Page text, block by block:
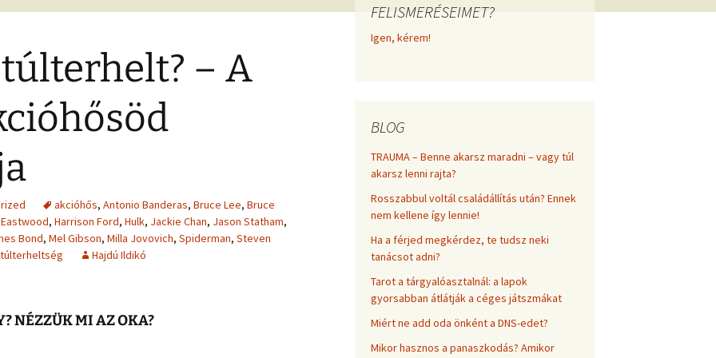
–
– 4
–
Ügyfelek meséi
ÉFT esetek –
tanítványoktól
Vegyes esetek
FASTER EFT esetek
GYEREKBAJOK
frekvenciákkal
felismeréseimet és
Általános Szerződési
Feltételek
– A
akcióhős, Antonio Banderas, Bruce Lee, Bruce
, Harrison Ford, Hulk, Jackie Chan, Jason Statham,
Bond, Mel Gibson, Milla Jovovich, Spiderman, Steven
túlterheltség Hajdú Ildikó
NÉZZÜK MI AZ OKA?
FELISMERÉSEIMET?
Igen, kérem!
BLOG
TRAUMA – Benne akarsz maradni – vagy túl
akarsz lenni rajta?
Rosszabbul voltál családállítás után? Ennek
nem kellene így lennie!
Ha a férjed megkérdez, te tudsz neki
tanácsot adni?
Tarot a tárgyalóasztalnál: a lapok
gyorsabban átlátják a céges játszmákat
Miért ne add oda önként a DNS-edet?
Mikor hasznos a panaszkodás? Amikor